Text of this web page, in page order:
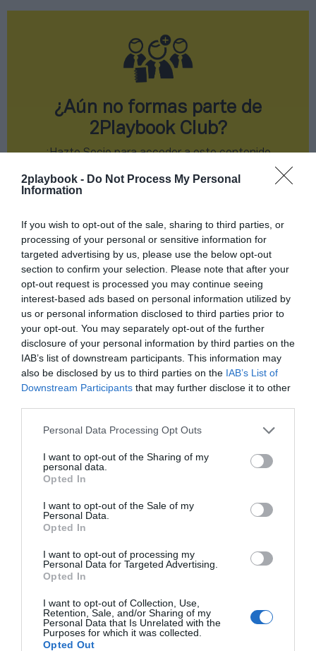
2playbook - Do Not Process My Personal
Information
If you wish to opt-out of the sale, sharing to third parties, or
processing of your personal or sensitive information for
targeted advertising by us, please use the below opt-out
section to confirm your selection. Please note that after your
opt-out request is processed you may continue seeing
interest-based ads based on personal information utilized by
us or personal information disclosed to third parties prior to
your opt-out. You may separately opt-out of the further
disclosure of your personal information by third parties on the
IAB’s list of downstream participants. This information may
also be disclosed by us to third parties on the IAB’s List of
Downstream Participants that may further disclose it to other
Personal Data Processing Opt Outs
I want to opt-out of the Sharing of my
personal data.
Opted In
I want to opt-out of the Sale of my
Personal Data.
Opted In
I want to opt-out of processing my
Personal Data for Targeted Advertising.
Opted In
I want to opt-out of Collection, Use,
Retention, Sale, and/or Sharing of my
Personal Data that Is Unrelated with the
Purposes for which it was collected.
Opted Out
Índex2P
Indoorwall
¿Aún no formas parte de
2Playbook Club?
¡Hazte Socio para acceder a este contenido
¡Suscríbete!
Compartir
Imprimir
Publicidad
2Playbook Club